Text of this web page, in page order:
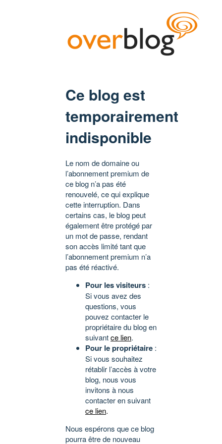
Ce blog est
temporairement
indisponible
Le nom de domaine ou
l’abonnement premium de
ce blog n’a pas été
renouvelé, ce qui explique
cette interruption. Dans
certains cas, le blog peut
également être protégé par
un mot de passe, rendant
son accès limité tant que
l’abonnement premium n’a
pas été réactivé.
Pour les visiteurs :
Si vous avez des
questions, vous
pouvez contacter le
propriétaire du blog en
suivantce lien.
Pour le propriétaire :
Si vous souhaitez
rétablir l’accès à votre
blog, nous vous
invitons à nous
contacter en suivant
ce lien.
Nous espérons que ce blog
pourra être de nouveau